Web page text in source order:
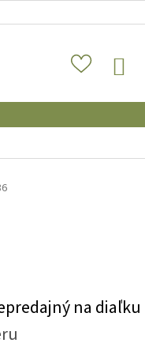
na diaľku